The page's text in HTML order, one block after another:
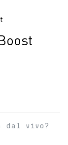
dal vivo?